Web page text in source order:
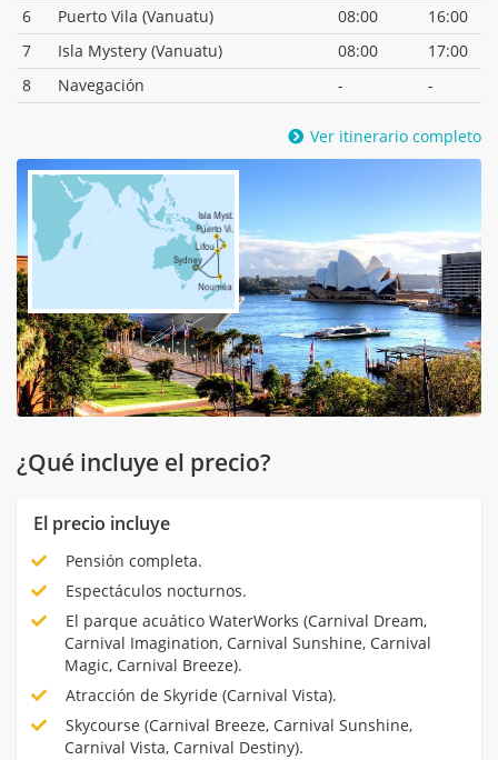
6
Puerto Vila (Vanuatu) 08:00
16:00
7
Isla Mystery (Vanuatu) 08:00
17:00
8
Navegación - -
Ver itinerario completo
¿Qué incluye el precio?
El precio incluye
Pensión completa.
Espectáculos nocturnos.
El parque acuático WaterWorks (Carnival Dream,
Carnival Imagination, Carnival Sunshine, Carnival
Magic, Carnival Breeze).
Atracción de Skyride (Carnival Vista).
Skycourse (Carnival Breeze, Carnival Sunshine,
Carnival Vista, Carnival Destiny).